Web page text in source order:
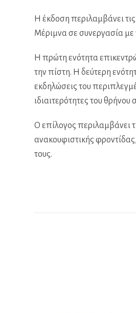
Η έκδοση περιλαμβάνει
Μέριμνα σε συνεργασία με
Η πρώτη ενότητα
την πίστη. Η δεύτερη
εκδηλώσεις του
ιδιαιτερότητες του θρήνου
Ο επίλογος περιλαμβάνει
ανακουφιστικής
τους.